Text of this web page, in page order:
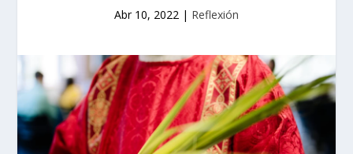
Abr 10, 2022 | Reflexión